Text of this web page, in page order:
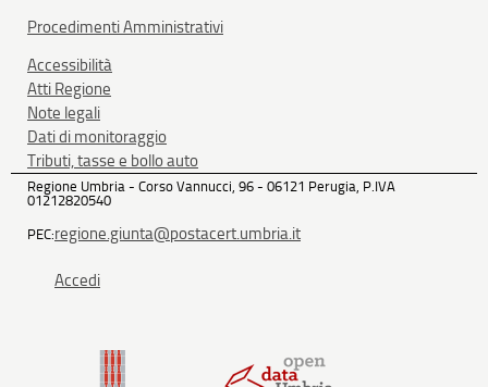
Procedimenti Amministrativi
Accessibilità
Atti Regione
Note legali
Dati di monitoraggio
Tributi, tasse e bollo auto
Regione Umbria - Corso Vannucci, 96 - 06121 Perugia, P.IVA
01212820540
PEC:regione.giunta@postacert.umbria.it
Accedi